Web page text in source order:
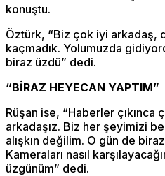
konuştu.
Öztürk, “Biz çok iyi arkadaş,
kaçmadık. Yolumuzda
biraz üzdü” dedi.
“BİRAZ HEYECAN YAPTIM”
Rüşan ise, “Haberler
arkadaşız. Biz her şeyimizi
alışkın değilim. O gün de
Kameraları nasıl
üzgünüm” dedi.